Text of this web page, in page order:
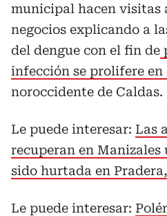
municipal hacen visitas
negocios explicando a
del dengue con el fin de
infección se prolifere en
noroccidente de Caldas.
Le puede interesar: Las
recuperan en Manizales
sido hurtada en
Le puede interesar: